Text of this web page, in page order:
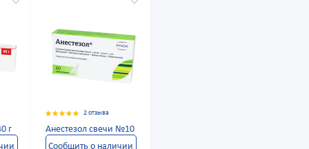
г
2 отзыва
Анестезол свечи №10
Сообщить о наличии